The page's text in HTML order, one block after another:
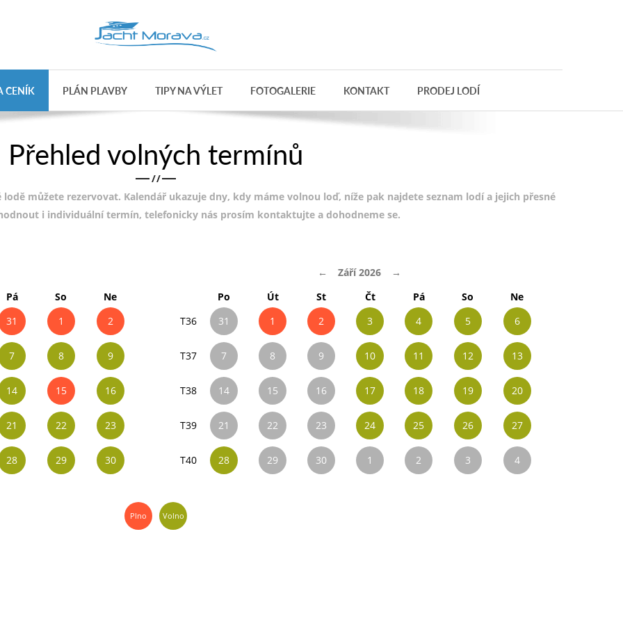
CENÍK PLÁN PLAVBY TIPY NA VÝLET FOTOGALERIE KONTAKT PRODEJ LODÍ
Přehled volných termínů
/ /
můžete rezervovat. Kalendář ukazuje dny, kdy máme volnou loď, níže pak najdete seznam lodí a jejich přesné
i individuální termín, telefonicky nás prosím kontaktujte a dohodneme se.
Pá So
Ne
31 1 2
7 8 9
14 15 16
21 22 23
28 29 30
← Září 2026
→
Po
Út St Čt Pá So
Ne
T36
31 1 2 3 4 5 6
T37 7 8 9 10 11 12 13
T38 14 15 16 17 18 19 20
T39 21 22 23 24 25 26 27
T40 28 29 30 1 2 3 4
Plno Volno